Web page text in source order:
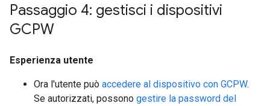
Passaggio 4: gestisci i dispositivi
GCPW
Esperienza utente
Ora l'utente può accedere al dispositivo con GCPW.
Se autorizzati, possono gestire la password del